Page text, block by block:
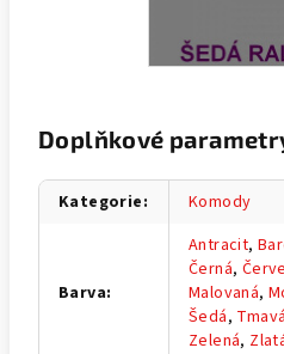
Doplňkové
Kategorie: Komody
Barva:
Antracit,
Černá,
Malovaná,
Šedá, Tmavá
Zelená,